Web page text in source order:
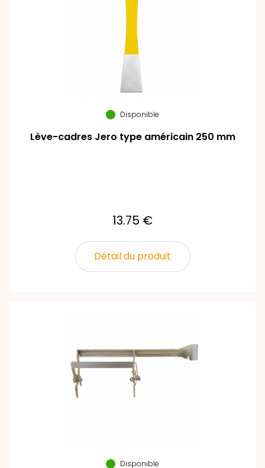
Disponible
Lève-cadres Jero type américain 250 mm
13.75 €
Détail du produit
Disponible